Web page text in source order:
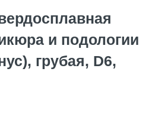
и подологии
грубая, D6,